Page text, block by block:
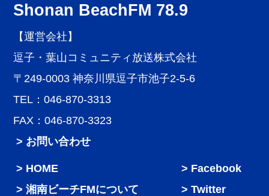
Shonan BeachFM 78.9
【運営会社】
逗子・葉山コミュニティ放送株式会社
〒249-0003 神奈川県逗子市池子2-5-6
TEL：046-870-3313
FAX：046-870-3323
> お問い合わせ
HOME
湘南ビーチFMについて
Facebook
Twitter